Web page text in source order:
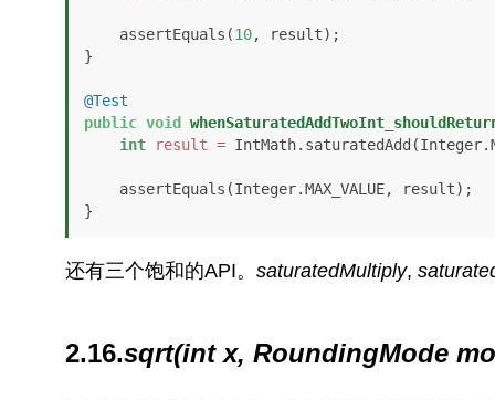
    assertEquals(
10, result);
}
@Test
public void
int
result =
还有三个饱和的API。 saturatedMultiply,
2.16.sqrt(int x, RoundingMode